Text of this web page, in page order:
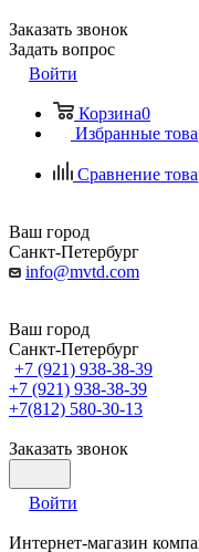
Заказать звонок
Задать вопрос
Войти
Корзина0
Избранные
Сравнение
Ваш город
Санкт-Петербург
info@mvtd.com
Ваш город
Санкт-Петербург
+7 (921) 938-38-39
+7 (921) 938-38-39
+7(812) 580-30-13
Заказать звонок
Войти
Интернет-магазин